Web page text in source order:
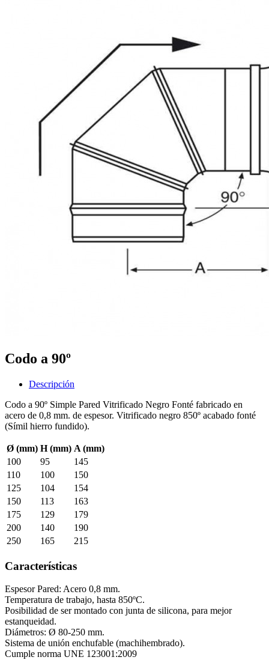
Codo a 90º
Descripción
Codo a 90º Simple Pared Vitrificado Negro Fonté fabricado en
acero de 0,8 mm. de espesor. Vitrificado negro 850º acabado fonté
(Símil hierro fundido).
Ø (mm) H (mm) A (mm)
100
95
145
110
100
150
125
104
154
150
113
163
175
129
179
200
140
190
250
165 215
Características
Espesor Pared: Acero 0,8 mm.
Temperatura de trabajo, hasta 850ºC.
Posibilidad de ser montado con junta de silicona, para mejor
estanqueidad.
Diámetros: Ø 80-250 mm.
Sistema de unión enchufable (machihembrado).
Cumple norma UNE 123001:2009